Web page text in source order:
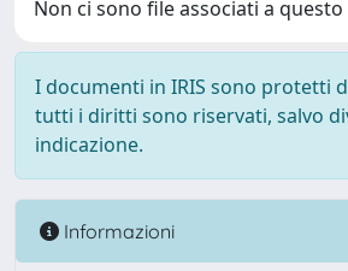
Non ci sono file associati a
I documenti in IRIS sono protetti
tutti i diritti sono riservati, salvo
indicazione.
Informazioni